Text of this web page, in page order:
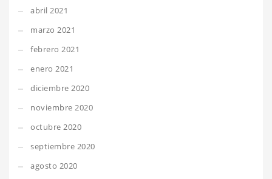
abril 2021
marzo 2021
febrero 2021
enero 2021
diciembre 2020
noviembre 2020
octubre 2020
septiembre 2020
agosto 2020